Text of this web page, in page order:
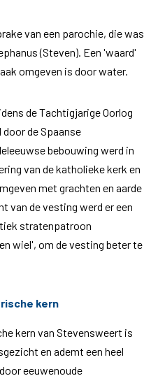
van een parochie, die was
(Steven). Een 'waard'
omgeven is door water.
de Tachtigjarige Oorlog
door de Spaanse
bebouwing werd in
van de katholieke kerk en
met grachten en aarde
van de vesting werd er een
stratenpatroon
wiel', om de vesting beter te
kern
kern van Stevensweert is
en ademt een heel
eeuwenoude